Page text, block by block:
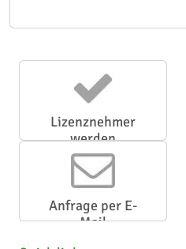
Lizenznehmer
werden
Anfrage per E-
Mail